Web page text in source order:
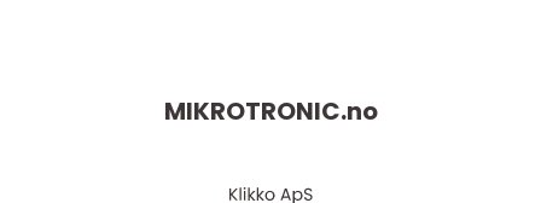
MIKROTRONIC.no